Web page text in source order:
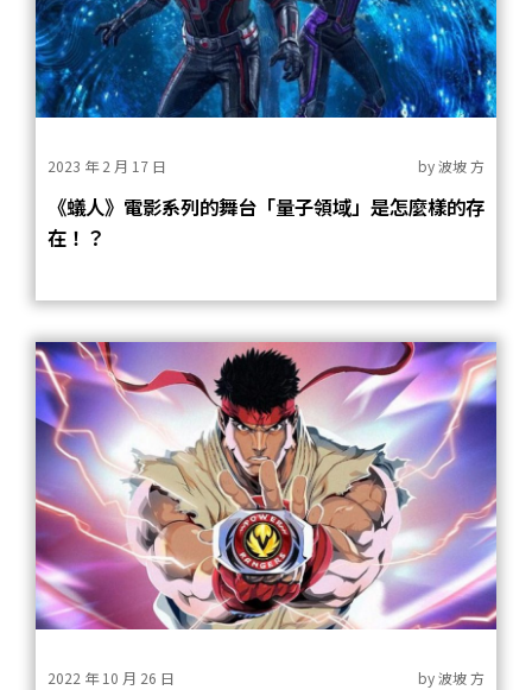
2023 年 2 月 17 日 by波坡 方
《蟻人》電影系列的舞台「量子領域」是怎麼樣的存
在！？
2022 年 10 月 26 日 by波坡 方